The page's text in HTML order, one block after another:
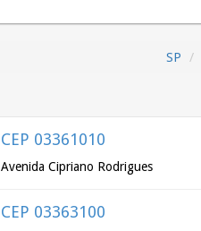
SP
CEP 03361010
Avenida Cipriano Rodrigues
CEP 03363100